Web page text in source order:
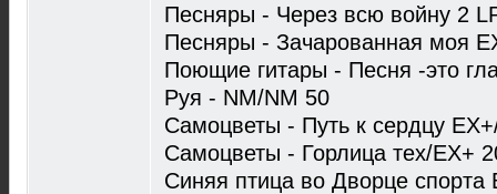
Песняры - Через всю войну 2
Песняры - Зачарованная моя
Поющие гитары - Песня -это
Руя - NM/NM 50
Самоцветы - Путь к сердцу
Самоцветы - Горлица тех/EX+
Синяя птица во Дворце спорта